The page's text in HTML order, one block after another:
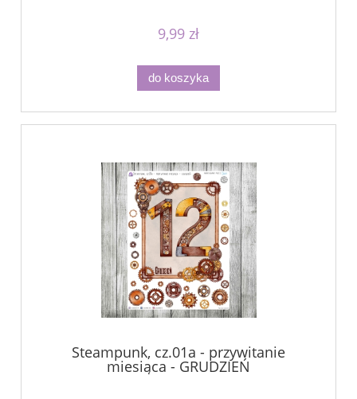
9,99 zł
do koszyka
Steampunk, cz.01a - przywitanie
miesiąca - GRUDZIEŃ